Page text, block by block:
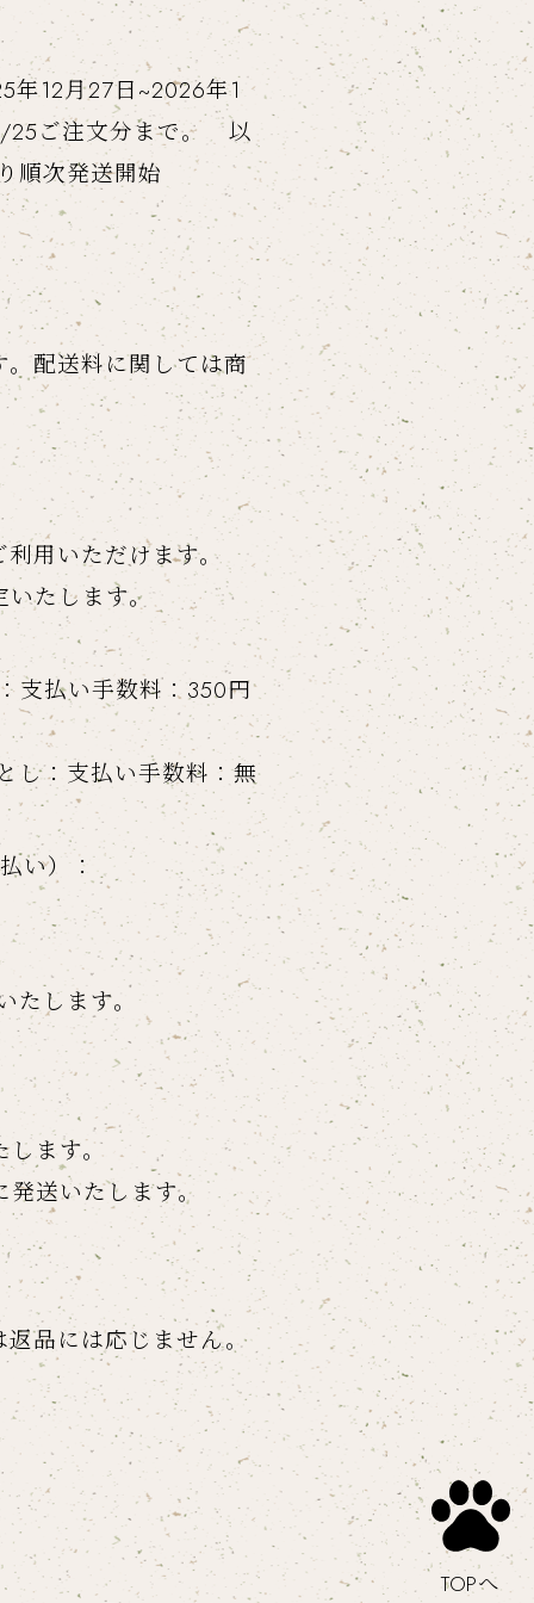
年12月27日~2026年1
25ご注文分まで。 以
順次発送開始
配送料に関しては商
用いただけます。
たします。
支払い手数料：350円
し：支払い手数料：無
い）：
します。
します。
送いたします。
品には応じません。
TOPへ